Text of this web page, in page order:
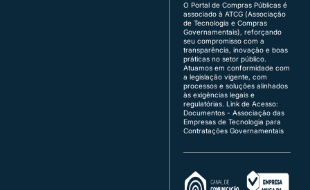
(48) 3771-4672 | (51) 3103-9615
(61) 3120-3700 | (61) 3142-4887
Atendimento de segunda a sexta, das 8h às 18h
(horário de Brasília), exceto feriados.
Quer vender para o governo?
fornecedor@portaldecompraspublicas.com.b
comprador@portaldecompraspublicas.com.b
Conecte seus sistemas diretamente ao Portal
O Portal de Compras Públicas é
associado à ATCG (Associação
de Tecnologia e Compras
Governamentais), reforçando
seu compromisso com a
transparência, inovação e boas
práticas no setor público.
Atuamos em conformidade com
a legislação vigente, com
processos e soluções alinhados
às exigências legais e
regulatórias. Link de Acesso:
Documentos - Associação das
Empresas de Tecnologia para
Contratações Governamentais